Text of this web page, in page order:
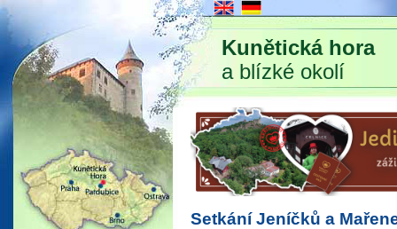
Kunětická hora
a blízké okolí
Setkání Jeníčků a